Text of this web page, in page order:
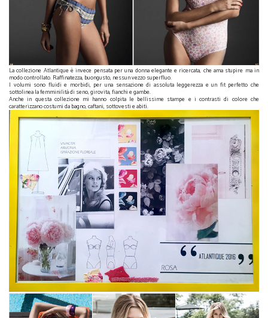
La collezione Atlantique è invece pensata per una donna elegante e ricercata, che ama stupire ma in
modo controllato. Raffinatezza, buongusto, nessun vezzo superfluo.
I volumi sono fluidi e morbidi, per una sensazione di assoluta leggerezza e un fit perfetto che
sottolinea la femminilità di seno, girovita, fianchi e gambe.
Anche in questa collezione mi hanno colpita le bellissime stampe e i contrasti di colore che
caratterizzano costumi da bagno, caftani, sottovesti e abiti.